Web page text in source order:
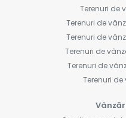
Terenuri de
Terenuri de
Terenuri de
Terenuri de
Terenuri de
Terenuri